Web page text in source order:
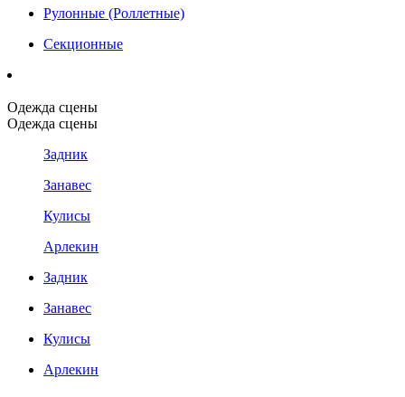
Рулонные (Роллетные)
Секционные
Одежда сцены
Одежда сцены
Задник
Занавес
Кулисы
Арлекин
Задник
Занавес
Кулисы
Арлекин